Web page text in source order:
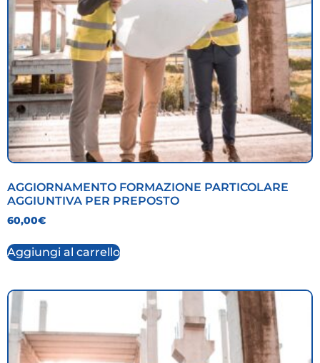
AGGIORNAMENTO FORMAZIONE PARTICOLARE
AGGIUNTIVA PER PREPOSTO
60,00€
Aggiungi al carrello